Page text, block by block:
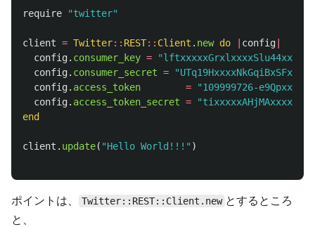
require "twitter"
client = Twitter:: REST:: Client . new do config
config. consumer_key =
"lftxxxxxGrxlxxxxSlu44xxx"
config. consumer_secret =
config. access_token =
"109999726-
config. access_token_secret =
end
client . update( "Hello World!!!" )
ポイントは、 Twitter::REST::Client.new とするところ
と、